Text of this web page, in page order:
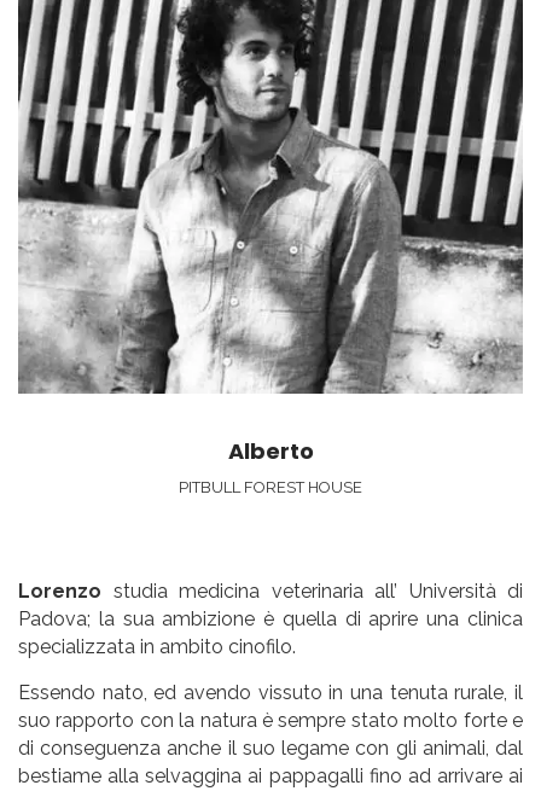
Alberto
PITBULL FOREST HOUSE
Lorenzo studia medicina veterinaria all’ Università di
Padova; la sua ambizione è quella di aprire una clinica
specializzata in ambito cinofilo.
Essendo nato, ed avendo vissuto in una tenuta rurale, il
suo rapporto con la natura è sempre stato molto forte e
di conseguenza anche il suo legame con gli animali, dal
bestiame alla selvaggina ai pappagalli fino ad arrivare ai